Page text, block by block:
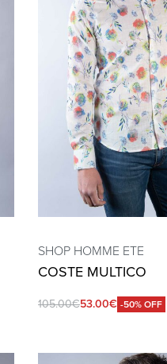
SHOP HOMME ETE
COSTE MULTICO
105.00€53.00€ -50% OFF